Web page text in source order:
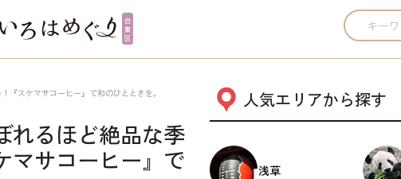
『スケマサコーヒー』で和のひとときを。
れるほど絶品な季
マサコーヒー』で
人気エリアから探す
浅草